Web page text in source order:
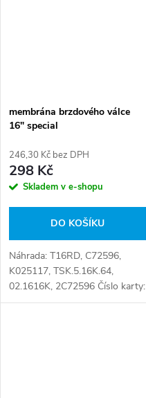
membrána brzdového válce
16" special
246,30 Kč bez DPH
298 Kč
Skladem v e-shopu
DO KOŠÍKU
Náhrada: T16RD, C72596,
K025117, TSK.5.16K.64,
02.1616K, 2C72596 Číslo karty:
056647